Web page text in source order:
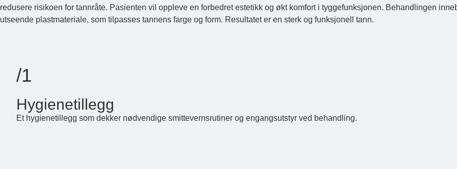
redusere risikoen for tannråte. Pasienten vil oppleve en forbedret estetikk og økt komfort i tyggefunksjonen. Behandlingen
utseende plastmateriale, som tilpasses tannens farge og form. Resultatet er en sterk og funksjonell tann.
/1
Hygienetillegg
Et hygienetillegg som dekker nødvendige smittevernsrutiner og engangsutstyr ved behandling.